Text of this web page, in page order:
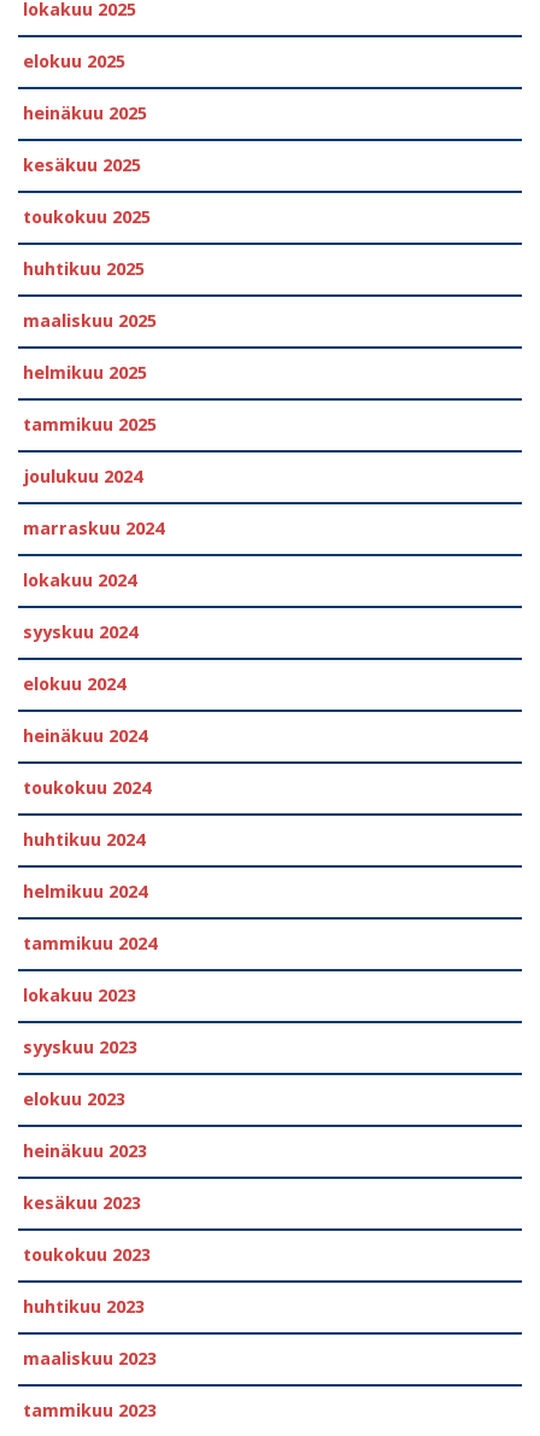
lokakuu 2025
elokuu 2025
heinäkuu 2025
kesäkuu 2025
toukokuu 2025
huhtikuu 2025
maaliskuu 2025
helmikuu 2025
tammikuu 2025
joulukuu 2024
marraskuu 2024
lokakuu 2024
syyskuu 2024
elokuu 2024
heinäkuu 2024
toukokuu 2024
huhtikuu 2024
helmikuu 2024
tammikuu 2024
lokakuu 2023
syyskuu 2023
elokuu 2023
heinäkuu 2023
kesäkuu 2023
toukokuu 2023
huhtikuu 2023
maaliskuu 2023
tammikuu 2023